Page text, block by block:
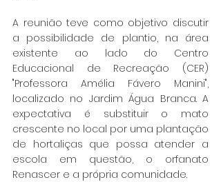
A reunião teve como objetivo discutir
a possibilidade de plantio, na área
existente ao lado do Centro
Educacional de Recreação (CER)
"Professora Amélia Fávero Manini",
localizado no Jardim Água Branca. A
expectativa é substituir o mato
crescente no local por uma plantação
de hortaliças que possa atender a
escola em questão, o orfanato
Renascer e a própria comunidade.